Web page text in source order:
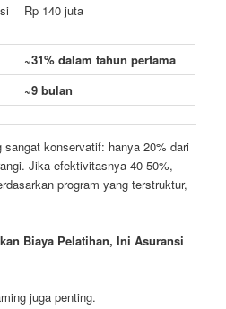
Rp 140 juta
~31% dalam tahun pertama
~9 bulan
sangat konservatif: hanya 20% dari
Jika efektivitasnya 40-50%,
program yang terstruktur,
Biaya Pelatihan, Ini Asuransi
juga penting.